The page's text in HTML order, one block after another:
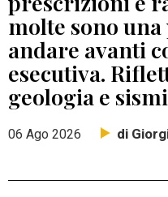
molte sono
andare avanti
esecutiva.
geologia e
06 Ago 2026 di